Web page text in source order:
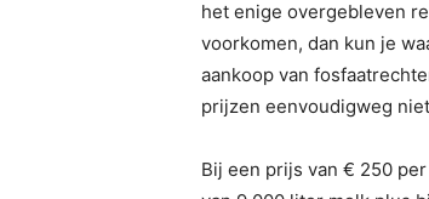
het enige overgebleven
voorkomen, dan kun je
aankoop van
prijzen eenvoudigweg
Bij een prijs van € 250